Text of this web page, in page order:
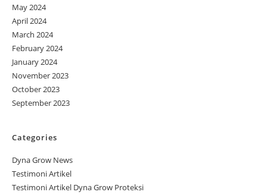
May 2024
April 2024
March 2024
February 2024
January 2024
November 2023
October 2023
September 2023
Categories
Dyna Grow News
Testimoni Artikel
Testimoni Artikel Dyna Grow Proteksi